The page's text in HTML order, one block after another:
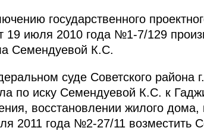
государственного
19 июля 2010 года №1-7/129
Семендуевой К.С.
суде Советского района
по иску Семендуевой К.С. к
восстановлении жилого дома,
2011 года №2-27/11 возместить